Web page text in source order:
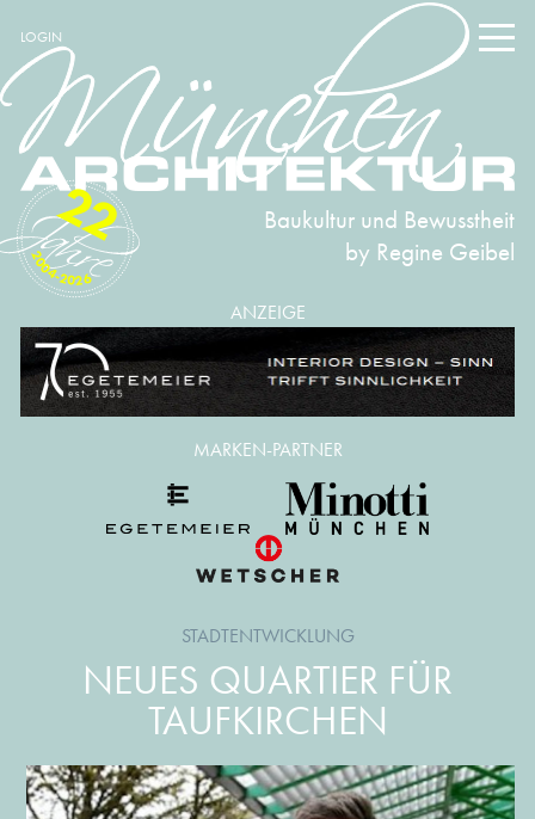
LOGIN
Baukultur und Bewusstheit
by Regine Geibel
2004-2026
22
ANZEIGE
STADTENTWICKLUNG
NEUES QUARTIER FÜR
TAUFKIRCHEN